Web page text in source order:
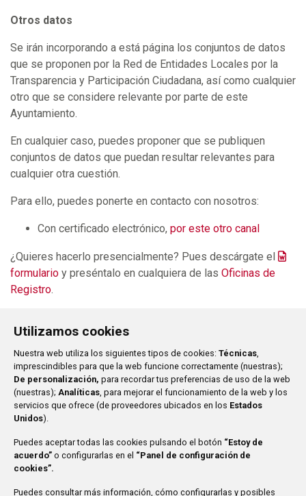
Utilizamos cookies
Nuestra web utiliza los siguientes tipos de cookies: Técnicas,
imprescindibles para que la web funcione correctamente (nuestras);
De personalización, para recordar tus preferencias de uso de la web
(nuestras); Analíticas, para mejorar el funcionamiento de la web y los
servicios que ofrece (de proveedores ubicados en los Estados
Unidos).
Puedes aceptar todas las cookies pulsando el botón “Estoy de
acuerdo” o configurarlas en el “Panel de configuración de
cookies”.
Puedes consultar más información, cómo configurarlas y posibles
Otros datos
Se irán incorporando a está página los conjuntos de datos
que se proponen por la Red de Entidades Locales por la
Transparencia y Participación Ciudadana, así como cualquier
otro que se considere relevante por parte de este
Ayuntamiento.
En cualquier caso, puedes proponer que se publiquen
conjuntos de datos que puedan resultar relevantes para
cualquier otra cuestión.
Para ello, puedes ponerte en contacto con nosotros:
Con certificado electrónico, por este otro canal
¿Quieres hacerlo presencialmente? Pues descárgate el
formulario y preséntalo en cualquiera de las Oficinas de
Registro.
la Constitución, 1
916 597 100
El Ayuntamiento
Servicios Municipales
Nuestra Ciudad
Trámites
Aviso legal
Accesibilidad
Mapa web